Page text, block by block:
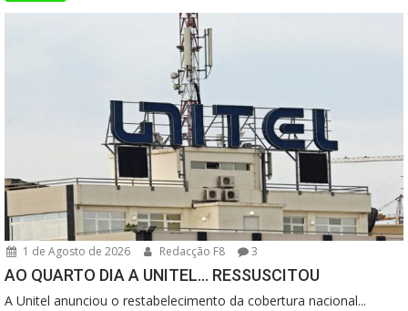
1 de Agosto de 2026 Redacção F8 3
AO QUARTO DIA A UNITEL… RESSUSCITOU
A Unitel anunciou o restabelecimento da cobertura nacional...